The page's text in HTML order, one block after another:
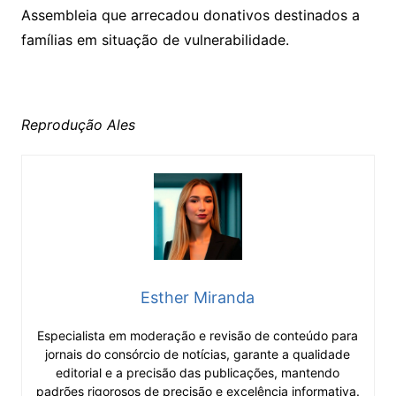
Assembleia que arrecadou donativos destinados a
famílias em situação de vulnerabilidade.
Reprodução Ales
Esther Miranda
Especialista em moderação e revisão de conteúdo para
jornais do consórcio de notícias, garante a qualidade
editorial e a precisão das publicações, mantendo
padrões rigorosos de precisão e excelência informativa.